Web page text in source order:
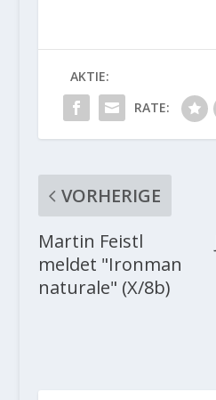
AKTIE:
RATE:
VORHERIGE
Martin Feistl
meldet "Ironman
naturale" (X/8b)